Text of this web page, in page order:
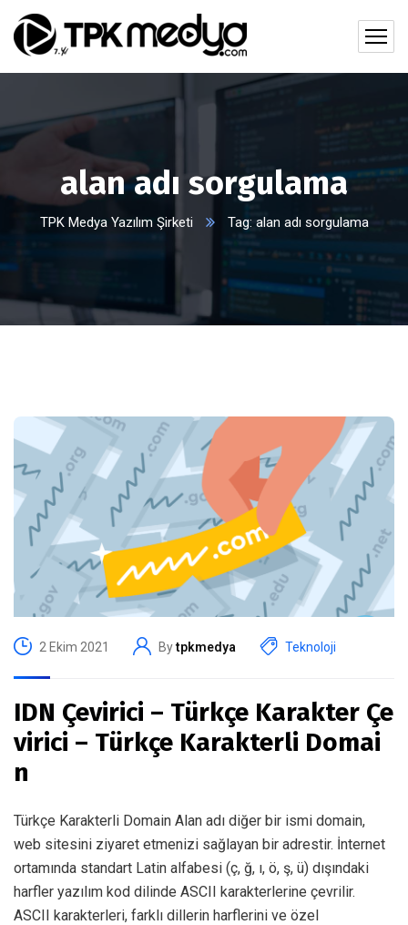
alan adı sorgulama
TPK Medya Yazılım Şirketi Tag: alan adı sorgulama
2 Ekim 2021 Bytpkmedya Teknoloji
IDN Çevirici – Türkçe Karakter Çe
virici – Türkçe Karakterli Domai
n
Türkçe Karakterli Domain Alan adı diğer bir ismi domain,
web sitesini ziyaret etmenizi sağlayan bir adrestir. İnternet
ortamında standart Latin alfabesi (ç, ğ, ı, ö, ş, ü) dışındaki
harfler yazılım kod dilinde ASCII karakterlerine çevrilir.
ASCII karakterleri, farklı dillerin harflerini ve özel